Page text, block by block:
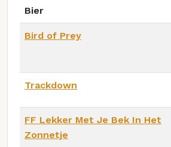
Bier
Bird of Prey
Trackdown
FF Lekker Met Je Bek In Het
Zonnetje